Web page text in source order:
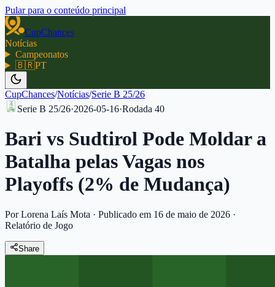
Pular para o conteúdo principal
CupChances
Notícias
Campeonatos
🇧🇷PT
CupChances/Notícias/Serie B 25/26
Serie B 25/26·2026-05-16·Rodada 40
Bari vs Sudtirol Pode Moldar a
Batalha pelas Vagas nos
Playoffs (2% de Mudança)
Por Lorena Laís Mota · Publicado em 16 de maio de 2026 ·
Relatório de Jogo
Share